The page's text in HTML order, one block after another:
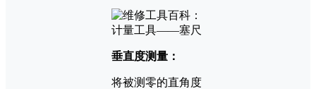
垂直度测量：
将被测零的直角度